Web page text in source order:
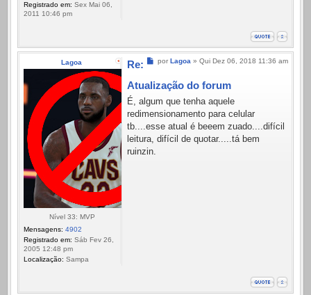
Registrado em: Sex Mai 06,
2011 10:46 pm
Lagoa
Nível 33: MVP
Mensagens: 4902
Registrado em: Sáb Fev 26,
2005 12:48 pm
Localização: Sampa
Mensagem
por Lagoa » Qui Dez 06, 2018 11:36 am
Re:
Atualização do forum
É, algum que tenha aquele
redimensionamento para celular
tb....esse atual é beeem zuado....difícil
leitura, difícil de quotar.....tá bem
ruinzin.